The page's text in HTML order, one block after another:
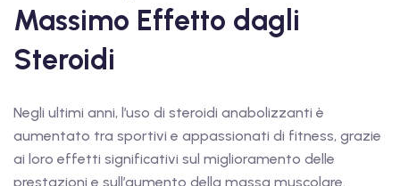
Massimo Effetto dagli
Steroidi
Negli ultimi anni, l’uso di steroidi anabolizzanti è
aumentato tra sportivi e appassionati di fitness, grazie
ai loro effetti significativi sul miglioramento delle
prestazioni e sull’aumento della massa muscolare.